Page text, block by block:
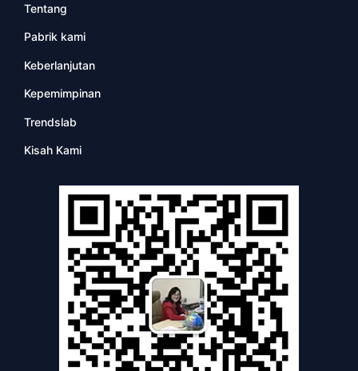
Tentang
Pabrik kami
Keberlanjutan
Kepemimpinan
Trendslab
Kisah Kami